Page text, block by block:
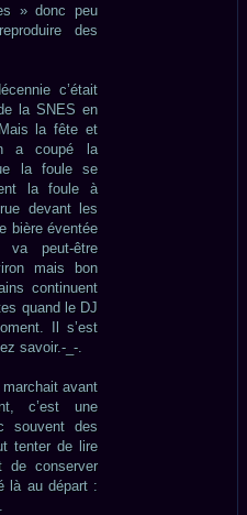
» donc peu
des
c’était
la SNES en
la fête et
a coupé la
la foule se
la foule à
devant les
bière éventée
peut-être
mais bon
continuent
quand le DJ
Il s’est
savoir.-_-.
marchait avant
c’est une
souvent des
tenter de lire
conserver
là au départ :